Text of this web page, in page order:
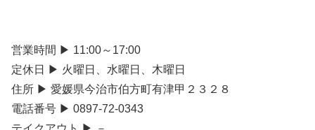
営業時間 ▶ 11:00～17:00
定休日 ▶ 火曜日、水曜日、木曜日
住所 ▶ 愛媛県今治市伯方町有津甲２３２８
電話番号 ▶ 0897-72-0343